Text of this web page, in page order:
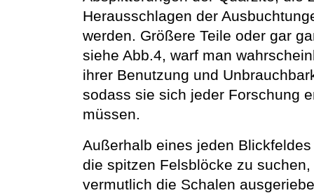
Herausschlagen der
werden. Größere Teile oder gar
siehe Abb.4, warf man
ihrer Benutzung und
sodass sie sich jeder Forschung
müssen.
Außerhalb eines jeden
die spitzen Felsblöcke zu
vermutlich die Schalen